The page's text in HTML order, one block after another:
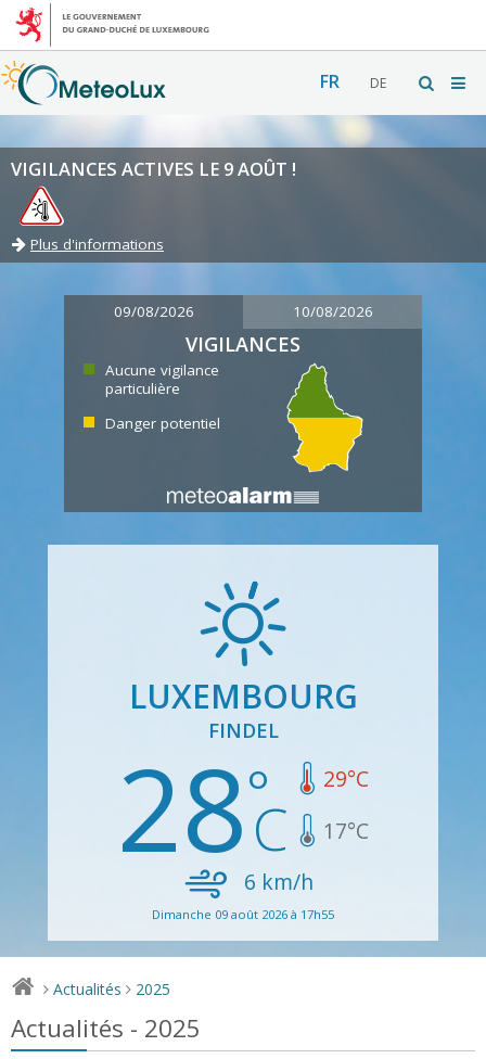
FR DE
VIGILANCES ACTIVES LE 9 AOÛT !
Plus d'informations
09/08/2026 10/08/2026
VIGILANCES
Aucune vigilance
particulière
Danger potentiel
LUXEMBOURG
FINDEL
28 29°C
17°C
6 km/h
Dimanche 09 août 2026 à 17h55
> Actualités > 2025
Actualités - 2025